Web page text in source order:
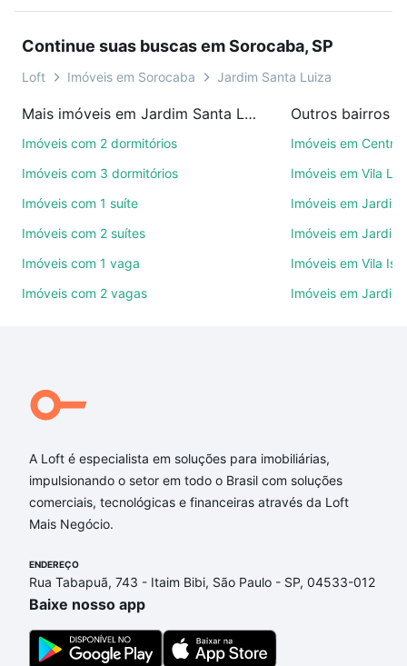
Jardim Santa Luiza, Sorocaba, SP para conquistar
videochamada, é grátis, sem compromisso e você
ainda conta com mais de 46 mil corretores e
de imóveis.
ruas, bairros e até condomínios favoritos. Você
também pode usar os filtros como quantidade de
quartos, suítes, com ou sem vaga de garagem para
comodidades, como piscina, academia, salão de
Qual o preço de Imóveis com 4 quartos à venda em
Jardim Santa Luiza, Sorocaba, SP?
Aqui na Loft temos a oferta ideal para você, com
Imóveis com 4 quartos à venda em Jardim Santa
Luiza, Sorocaba, SP que custam a partir de R$ 0 e
com nossas opções de financiamento imobiliário as
ainda tem alguma dúvida dos custos envolvidos no
processo de compra, veja em nosso portal quanto
custa comprar um apartamento
gente para comprar o imóvel dos seus sonhos com
segurança e conforto. Loft, com você até as
Continue suas buscas em Sorocaba, SP
Loft Imóveis em Sorocaba Jardim Santa Luiza
Mais imóveis em Jardim Santa Luiza
Imóveis com 2 dormitórios
Imóveis com 3 dormitórios
Imóveis com 1 suíte
Imóveis com 2 suítes
Imóveis com 1 vaga
Imóveis com 2 vagas
Outros bairros
Imóveis em Centro
Imóveis em Vila
Imóveis em Jardim
Imóveis em Jardim
Imóveis em Vila
Imóveis em Jardim
A Loft é especialista em soluções para imobiliárias,
impulsionando o setor em todo o Brasil com soluções
comerciais, tecnológicas e financeiras através da Loft
Mais Negócio.
ENDEREÇO
Rua Tabapuã, 743 - Itaim Bibi, São Paulo - SP, 04533-012
Baixe nosso app